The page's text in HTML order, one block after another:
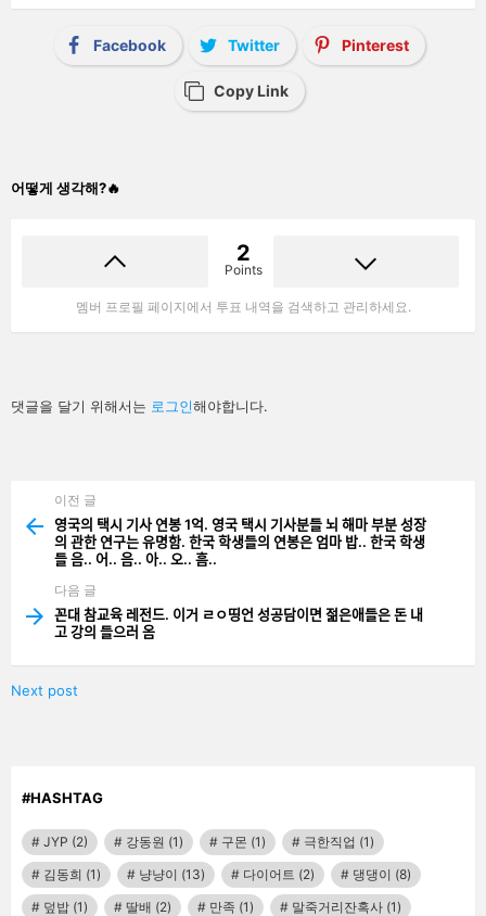
Facebook Twitter Pinterest
Copy Link
어떻게 생각해?🔥
2
Points
멤버 프로필 페이지에서 투표 내역을 검색하고 관리하세요.
답
글
댓글을 달기 위해서는 로그인해야합니다.
more
이전 글
영국의 택시 기사 연봉 1억. 영국 택시 기사분들 뇌 해마 부분 성장
의 관한 연구는 유명함. 한국 학생들의 연봉은 엄마 밥.. 한국 학생
들 음.. 어.. 음.. 아.. 오.. 흠..
다음 글
꼰대 참교육 레전드. 이거 ㄹㅇ띵언 성공담이면 젊은애들은 돈 내
고 강의 들으러 옴
Next post
#HASHTAG
JYP (2) 강동원 (1) 구몬 (1) 극한직업 (1)
김동희 (1) 냥냥이 (13) 다이어트 (2) 댕댕이 (8)
덮밥 (1) 딸배 (2) 만족 (1) 말죽거리잔혹사 (1)